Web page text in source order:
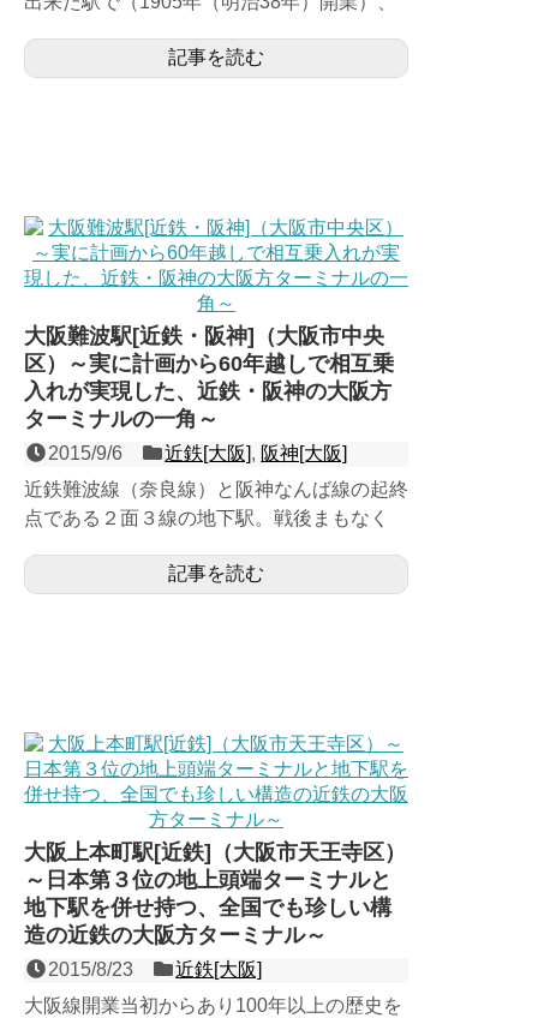
線の地下駅。開業...記事を読む
大阪難波駅[近鉄・阪神]（大阪市中央
区）～実に計画から60年越しで相互乗
入れが実現した、近鉄・阪神の大阪方
ターミナルの一角～
2015/9/6 近鉄[大阪], 阪神[大阪]
近鉄難波線（奈良線）と阪神なんば線の起終
点である２面３線の地下駅。戦後まもなく
めの路線として計画さ...
記事を読む
大阪上本町駅[近鉄]（大阪市天王寺区）
～日本第３位の地上頭端ターミナルと
地下駅を併せ持つ、全国でも珍しい構
造の近鉄の大阪方ターミナル～
2015/8/23
近鉄[大阪]
大阪線開業当初からあり100年以上の歴史を